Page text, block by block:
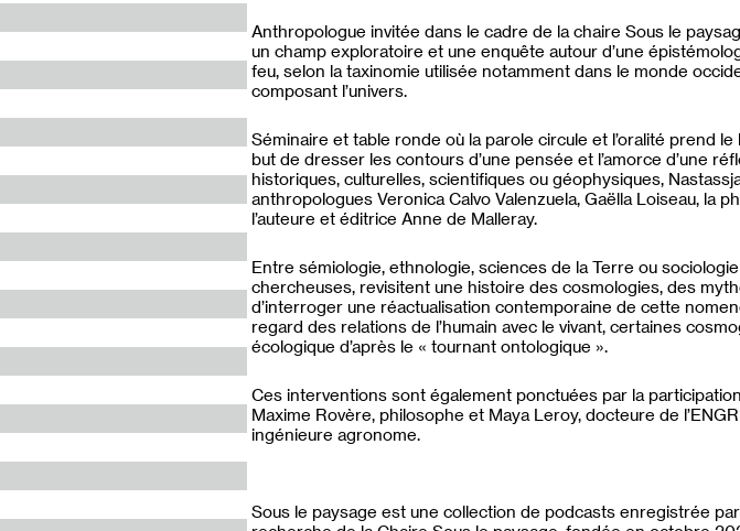
Anthropologue invitée dans le cadre de la chaire Sous le
un champ exploratoire et une enquête autour d’une
feu, selon la taxinomie utilisée notamment dans le monde
composant l’univers.
Séminaire et table ronde où la parole circule et l’oralité prend
but de dresser les contours d’une pensée et l’amorce d’une
historiques, culturelles, scientifiques ou géophysiques,
anthropologues Veronica Calvo Valenzuela, Gaëlla Loiseau, la
l’auteure et éditrice Anne de Malleray.
Entre sémiologie, ethnologie, sciences de la Terre ou
chercheuses, revisitent une histoire des cosmologies, des
d’interroger une réactualisation contemporaine de cette
regard des relations de l’humain avec le vivant, certaines
écologique d’après le « tournant ontologique ».
Ces interventions sont également ponctuées par la
Maxime Rovère, philosophe et Maya Leroy, docteure de
ingénieure agronome.
Sous le paysage est une collection de podcasts enregistrée